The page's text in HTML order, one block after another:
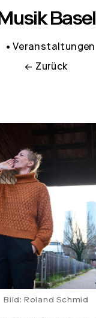
Basel
Veranstaltungen
← Zurück
Bild: Roland Schmid